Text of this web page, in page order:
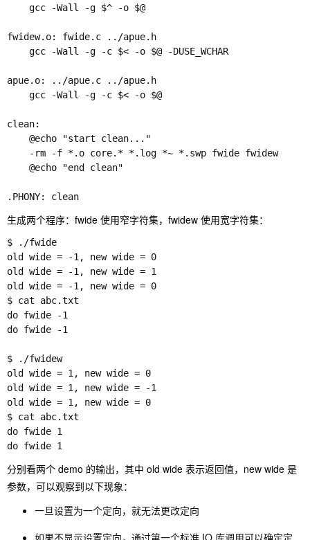
fwidew.o: fwide.c ../apue.h
apue.o: ../apue.c ../apue.h
clean:
.PHONY: clean
生成两个程序：fwide 使用窄字符集，fwidew 使用宽字符集：
$ ./fwide
old wide = -1, new wide = 0
old wide = -1, new wide = 1
old wide = -1, new wide = 0
$ cat abc.txt
do fwide -1
do fwide -1
$ ./fwidew
old wide = 1, new wide = 0
old wide = 1, new wide = -1
old wide = 1, new wide = 0
$ cat abc.txt
do fwide 1
do fwide 1
分别看两个 demo 的输出，其中 old wide 表示返回值，new wide 是
参数，可以观察到以下现象：
一旦设置为一个定向，就无法更改定向
如果不显示设置定向，通过第一个标准 IO 库调用可以确定定